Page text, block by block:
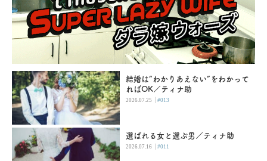
結婚は“わかりあえない”をわかって
ればOK／ティナ助
2026.07.25 |#013
選ばれる女と選ぶ男／ティナ助
2026.07.16 |#011